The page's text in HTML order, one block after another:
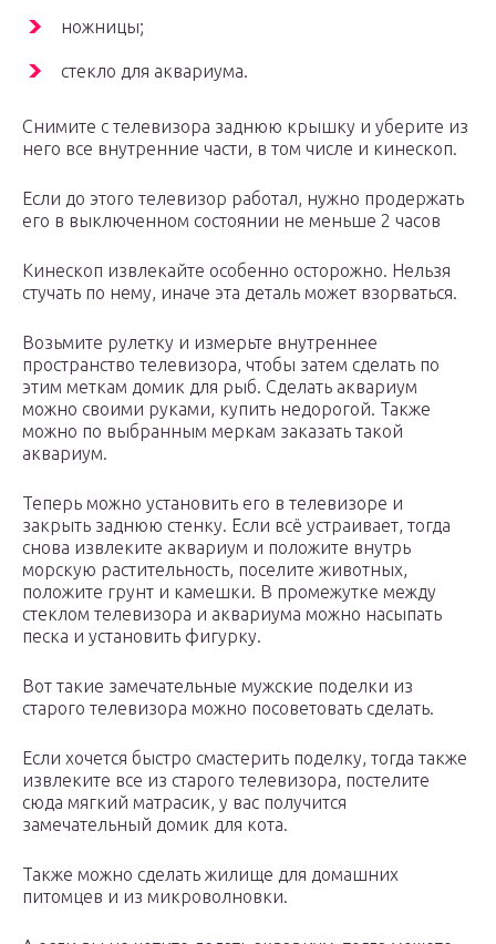
ножницы;
стекло для аквариума.
Снимите с телевизора заднюю крышку и уберите из
него все внутренние части, в том числе и кинескоп.
Если до этого телевизор работал, нужно продержать
его в выключенном состоянии не меньше 2 часов
Кинескоп извлекайте особенно осторожно. Нельзя
стучать по нему, иначе эта деталь может взорваться.
Возьмите рулетку и измерьте внутреннее
пространство телевизора, чтобы затем сделать по
этим меткам домик для рыб. Сделать аквариум
можно своими руками, купить недорогой. Также
можно по выбранным меркам заказать такой
аквариум.
Теперь можно установить его в телевизоре и
закрыть заднюю стенку. Если всё устраивает, тогда
снова извлеките аквариум и положите внутрь
морскую растительность, поселите животных,
положите грунт и камешки. В промежутке между
стеклом телевизора и аквариума можно насыпать
песка и установить фигурку.
Вот такие замечательные мужские поделки из
старого телевизора можно посоветовать сделать.
Если хочется быстро смастерить поделку, тогда также
извлеките все из старого телевизора, постелите
сюда мягкий матрасик, у вас получится
замечательный домик для кота.
Также можно сделать жилище для домашних
питомцев и из микроволновки.